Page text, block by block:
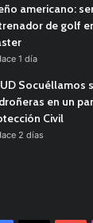
americano:
de golf
1 día
Socuéllamos
en un
Civil
2 días